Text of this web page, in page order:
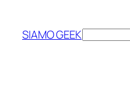
contenuto
SIAMO GEEKCerca